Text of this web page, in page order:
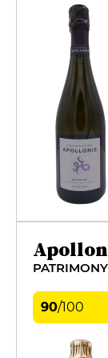
PATRIMONY
90/100